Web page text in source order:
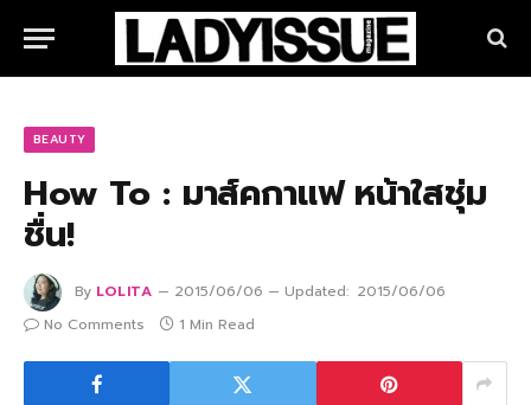
BEAUTY
How To : มาส์คกาแฟ หน้าใสชุ่ม
ชื่น!
By LOLITA 2015/06/06 Updated: 2015/06/06
No Comments
1 Min Read